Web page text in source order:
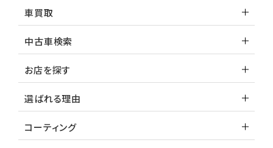
車買取
中古車検索
お店を探す
選ばれる理由
コーティング